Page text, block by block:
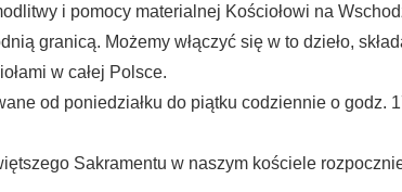
i pomocy materialnej Kościołowi na
granicą. Możemy włączyć się w to dzieło,
w całej Polsce.
od poniedziałku do piątku codziennie o
Sakramentu w naszym kościele